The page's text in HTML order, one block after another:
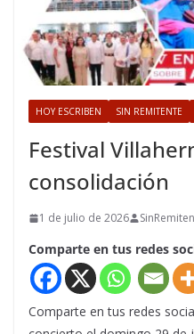
HOY ESCRIBEN SIN REMITENTE
Festival
consolidación
1 de julio de 2026
Comparte en tus redes
Comparte en tus redes